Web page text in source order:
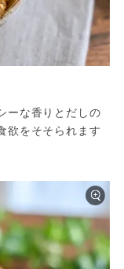
ーな香りとだしの
欲をそそられます